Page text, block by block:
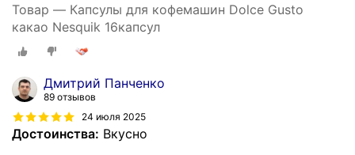
Товар — Капсулы для кофемашин Dolce Gusto
какао Nesquik 16капсул
Дмитрий Панченко
89 отзывов
24 июля 2025
Достоинства: Вкусно